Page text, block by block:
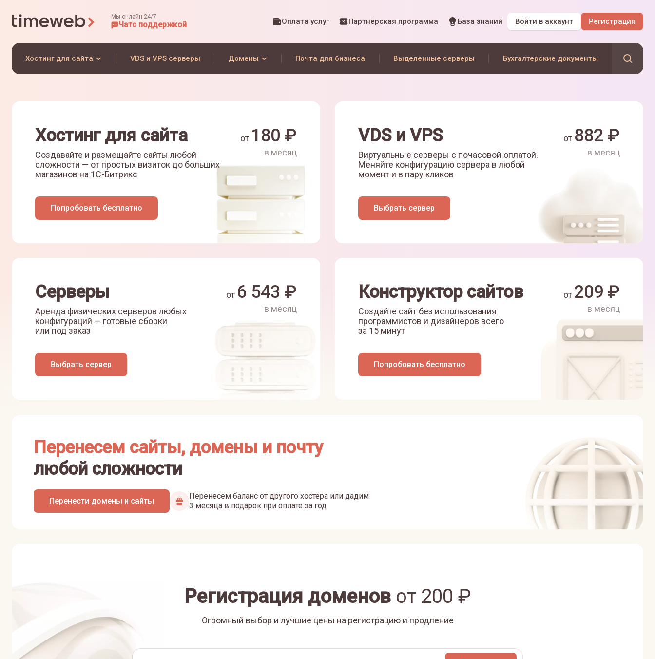
Мы онлайн 24/7
Чатс поддержкой Оплата услуг Партнёрская программа База знаний Войти в аккаунт Регистрация
Хостинг для сайта VDS и VPS серверы Домены Почта для бизнеса Выделенные серверы Бухгалтерские документы
Хостинг для сайта
Создавайте и размещайте сайты любой
сложности — от простых визиток до больших
магазинов на 1С-Битрикс
Попробовать бесплатно
от 180 ₽
в месяц
VDS и VPS
Виртуальные серверы с почасовой оплатой.
Меняйте конфигурацию сервера в любой
момент и в пару кликов
Выбрать сервер
от 882 ₽
в месяц
Серверы
Аренда физических серверов любых
конфигураций — готовые сборки
или под заказ
Выбрать сервер
от 6 543 ₽
в месяц
Конструктор сайтов
Создайте сайт без использования
программистов и дизайнеров всего
за 15 минут
Попробовать бесплатно
от 209 ₽
в месяц
Перенесем сайты, домены и почту
любой сложности
Перенести домены и сайты
Перенесем баланс от другого хостера или дадим
3 месяца в подарок при оплате за год
Регистрация доменов от 200 ₽
Огромный выбор и лучшие цены на регистрацию и продление